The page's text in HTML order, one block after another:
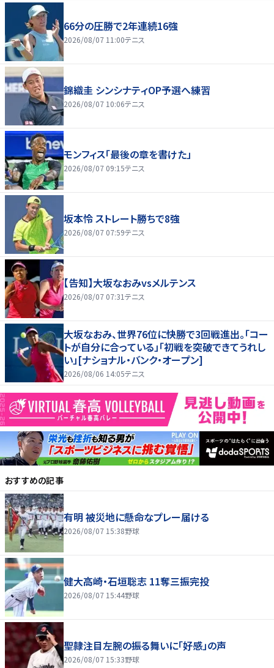
66分の圧勝で2年連続16強
2026/08/07 11:00テニス
錦織圭 シンシナティOP予選へ練習
2026/08/07 10:06テニス
モンフィス「最後の章を書けた」
2026/08/07 09:15テニス
坂本怜 ストレート勝ちで8強
2026/08/07 07:59テニス
【告知】大坂なおみvsメルテンス
2026/08/07 07:31テニス
大坂なおみ、世界76位に快勝で3回戦進出。「コー
トが自分に合っている」「初戦を突破できてうれし
い」[ナショナル・バンク・オープン]
2026/08/06 14:05テニス
おすすめの記事
有明 被災地に懸命なプレー届ける
2026/08/07 15:38野球
健大高崎・石垣聡志 11奪三振完投
2026/08/07 15:44野球
聖隷注目左腕の振る舞いに「好感」の声
2026/08/07 15:33野球